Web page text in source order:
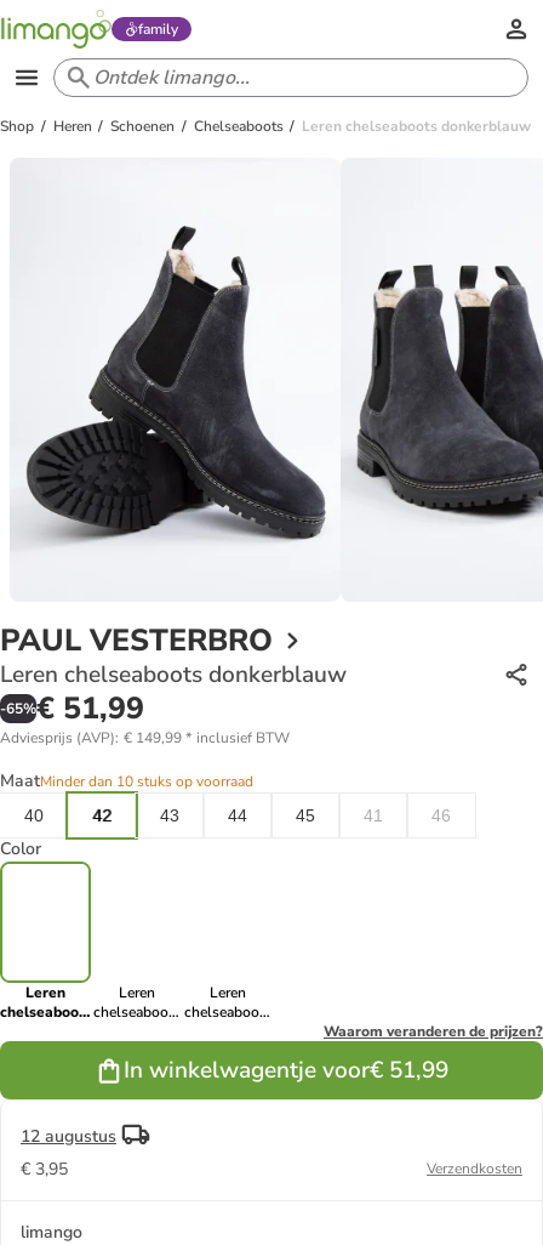
family
Shop Heren Schoenen Chelseaboots Leren chelseaboots donkerblauw
PAUL VESTERBRO
Leren chelseaboots donkerblauw
-65%€ 51,99
Adviesprijs (AVP): € 149,99* inclusief BTW
MaatMinder dan 10 stuks op voorraad
40
42 43 44 45 41 46
Color
Leren
chelseaboots
Leren
chelseaboots
Leren
chelseaboots
Waarom veranderen de prijzen?
In winkelwagentje voor€ 51,99
12 augustus
€ 3,95
Verzendkosten
limango